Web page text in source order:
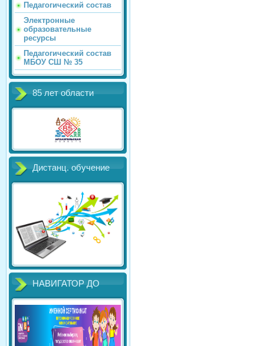
Педагогический состав
Электронные
образовательные
ресурсы
Педагогический состав
МБОУ СШ № 35
85 лет области
Дистанц. обучение
НАВИГАТОР ДО